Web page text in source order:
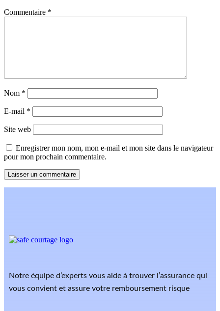
Commentaire *
Nom *
E-mail *
Site web
Enregistrer mon nom, mon e-mail et mon site dans le navigateur
pour mon prochain commentaire.
Notre équipe d’experts vous aide à trouver l’assurance qui
vous convient et assure votre remboursement risque